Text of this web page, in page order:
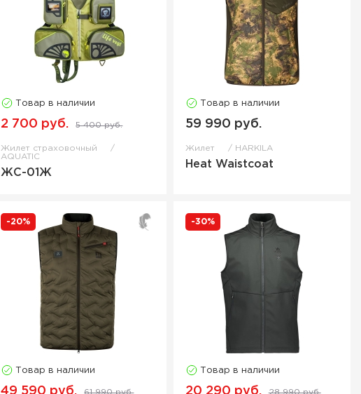
Товар в наличии
2 700 руб. 5 400 руб.
Жилет страховочный
AQUATIC
ЖС-01Ж
Товар в наличии
59 990 руб.
Жилет HARKILA
Heat Waistcoat
-20%
Товар в наличии
49 590 руб. 61 990 руб.
-30%
Товар в наличии
20 290 руб. 28 990 руб.